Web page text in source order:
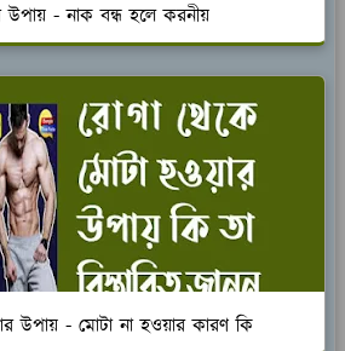
উপায় - নাক বন্ধ হলে করনীয়
উপায় - মোটা না হওয়ার কারণ কি